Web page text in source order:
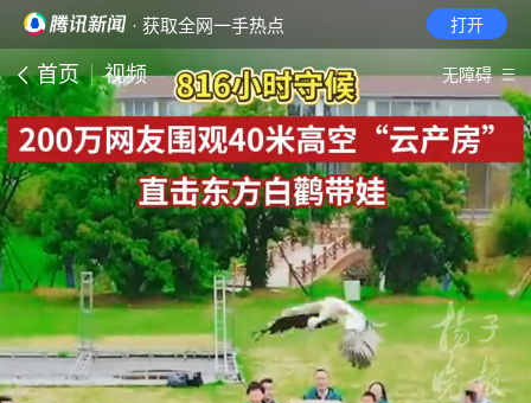
· 获取全网一手热点 打开
首页 视频 无障碍